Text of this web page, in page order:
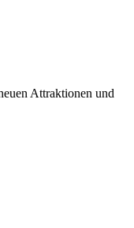
Attraktionen und